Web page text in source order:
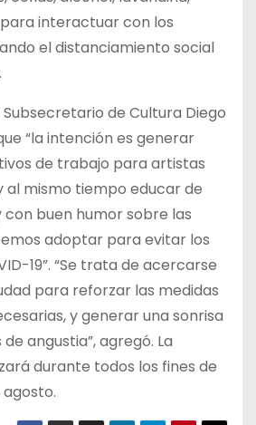
interactuar con los
el distanciamiento social
Subsecretario de Cultura Diego
“la intención es generar
de trabajo para artistas
al mismo tiempo educar de
buen humor sobre las
adoptar para evitar los
19”. “Se trata de acercarse
para reforzar las medidas
y generar una sonrisa
angustia”, agregó. La
durante todos los fines de